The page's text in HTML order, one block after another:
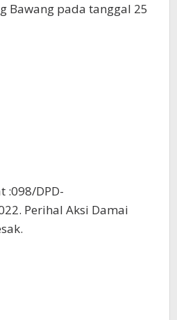
Bawang pada tanggal 25
:098/DPD-
Perihal Aksi Damai